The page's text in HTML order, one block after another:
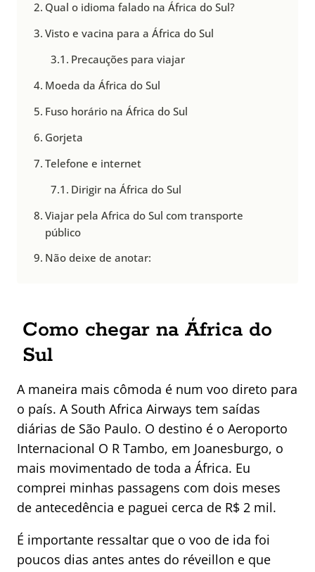
Qual o idioma falado na África do Sul?
Visto e vacina para a África do Sul
Precauções para viajar
Moeda da África do Sul
Fuso horário na África do Sul
Gorjeta
Telefone e internet
Dirigir na África do Sul
Viajar pela Africa do Sul com transporte
público
Não deixe de anotar:
Como chegar na África do
Sul
A maneira mais cômoda é num voo direto para
o país. A South Africa Airways tem saídas
diárias de São Paulo. O destino é o Aeroporto
Internacional O R Tambo, em Joanesburgo, o
mais movimentado de toda a África. Eu
comprei minhas passagens com dois meses
de antecedência e paguei cerca de R$ 2 mil.
É importante ressaltar que o voo de ida foi
poucos dias antes antes do réveillon e que